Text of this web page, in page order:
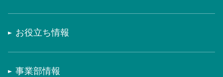
お役立ち情報
事業部情報